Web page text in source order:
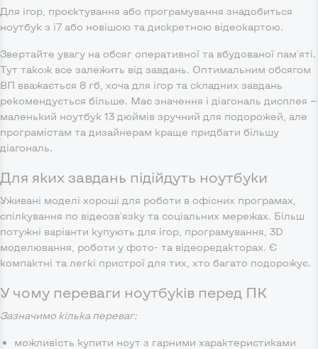
Для ігор, проєктування або програмування знадобиться
ноутбук з i7 або новішою та дискретною відеокартою.
Звертайте увагу на обсяг оперативної та вбудованої пам'яті.
Тут також все залежить від завдань. Оптимальним обсягом
ВП вважається 8 гб, хоча для ігор та складних завдань
рекомендується більше. Має значення і діагональ дисплея —
маленький ноутбук 13 дюймів зручний для подорожей, але
програмістам та дизайнерам краще придбати більшу
діагональ.
Для яких завдань підійдуть ноутбуки
Уживані моделі хороші для роботи в офісних програмах,
спілкування по відеозв'язку та соціальних мережах. Більш
потужні варіанти купують для ігор, програмування, 3D
моделювання, роботи у фото- та відеоредакторах. Є
компактні та легкі пристрої для тих, хто багато подорожує.
У чому переваги ноутбуків перед ПК
Зазначимо кілька переваг:
можливість купити ноут з гарними характеристиками